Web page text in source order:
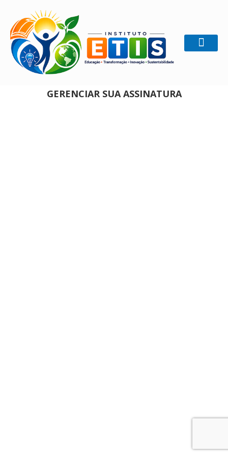
Home Gerenciar sua assinatura
GERENCIAR SUA ASSINATURA